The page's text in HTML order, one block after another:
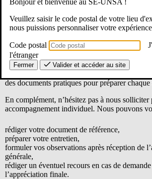
Vous pouvez vérifier si vous êtes concerné·e
carrièreICI.
Pour vous accompagner, le SE-Unsa 64 met à
adhérents, dans leurespace réservé:
des documents pratiques pour préparer chaque
En complément, n’hésitez pas à nous solliciter
accompagnement individuel. Nous pouvons
rédiger votre document de référence,
préparer votre entretien,
formuler vos observations après réception de
générale,
rédiger un éventuel recours en cas de
l’appréciation finale.
Veuillez saisir le code postal de votre lieu
nous puissions personnaliser votre
Code postal
l'étranger
Fermer Valider et accéder au site